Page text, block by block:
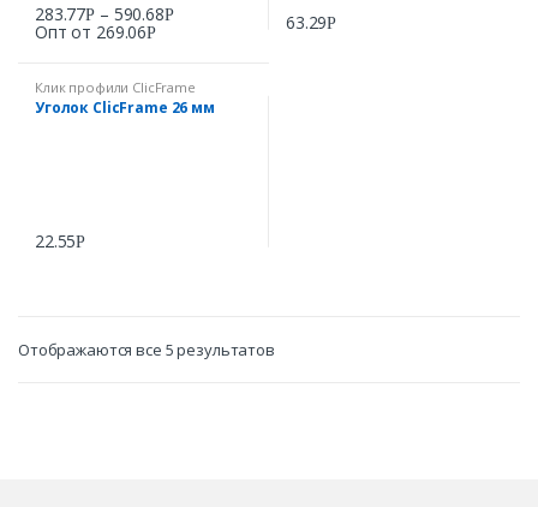
283.77Р – 590.68Р
Опт от 269.06Р 63.29Р
Клик профили ClicFrame
Уголок ClicFrame 26 мм
22.55Р
Отображаются все 5 результатов